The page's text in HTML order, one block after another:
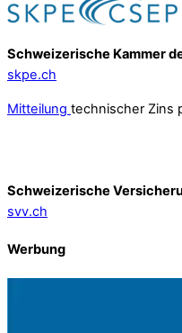
Schweizerische Kammer
skpe.ch
Mitteilung technischer Zins
Schweizerische
svv.ch
Werbung